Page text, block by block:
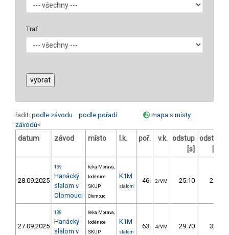
Trať
řadit: podle závodu podle pořadí
mapa s místy
závodů<
datum závod místo l.k. poř. v.k. odstup
[s]
odstup
28.09.2025
139
Hanácký
slalom v
Olomouci
řeka Morava,
loděnice
SKUP
Olomouc
K1M
slalom
46. 2/VM 25.10 27,8
27.09.2025
138
Hanácký
slalom v
řeka Morava,
loděnice
SKUP
K1M
slalom
63. 4/VM 29.70 32,6